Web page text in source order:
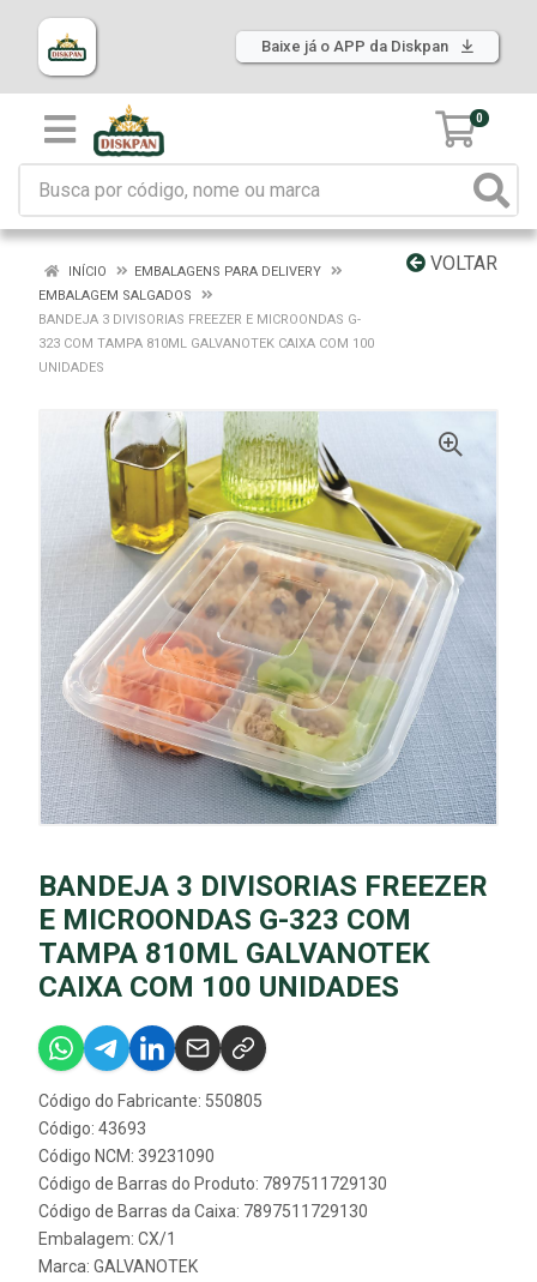
Baixe já o APP da Diskpan
0
VOLTAR
INÍCIO
EMBALAGENS PARA DELIVERY
EMBALAGEM SALGADOS
BANDEJA 3 DIVISORIAS FREEZER E MICROONDAS G-
323 COM TAMPA 810ML GALVANOTEK CAIXA COM 100
UNIDADES
BANDEJA 3 DIVISORIAS FREEZER
E MICROONDAS G-323 COM
TAMPA 810ML GALVANOTEK
CAIXA COM 100 UNIDADES
Código do Fabricante: 550805
Código: 43693
Código NCM: 39231090
Código de Barras do Produto: 7897511729130
Código de Barras da Caixa: 7897511729130
Embalagem: CX/1
Marca: GALVANOTEK